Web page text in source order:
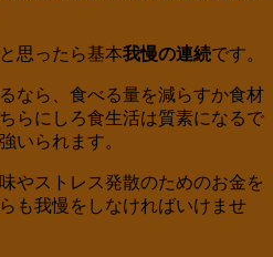
思ったら基本我慢の連続です。
なら、食べる量を減らすか食材
らにしろ食生活は質素になるで
いられます。
やストレス発散のためのお金を
も我慢をしなければいけませ